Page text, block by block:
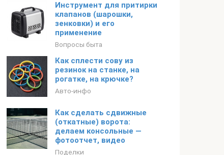
Инструмент для притирки
клапанов (шарошки,
зенковки) и его
применение
Вопросы быта
Как сплести сову из
резинок на станке, на
рогатке, на крючке?
Авто-инфо
Как сделать сдвижные
(откатные) ворота:
делаем консольные —
фотоотчет, видео
Поделки